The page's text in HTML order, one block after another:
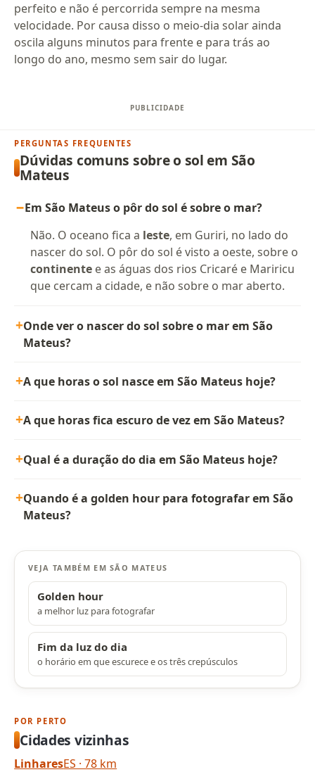
perfeito e não é percorrida sempre na mesma
velocidade. Por causa disso o meio-dia solar ainda
oscila alguns minutos para frente e para trás ao
longo do ano, mesmo sem sair do lugar.
PERGUNTAS FREQUENTES
Dúvidas comuns sobre o sol em São
Mateus
Em São Mateus o pôr do sol é sobre o mar?
Não. O oceano fica a leste, em Guriri, no lado do
nascer do sol. O pôr do sol é visto a oeste, sobre o
continentee as águas dos rios Cricaré e Mariricu
que cercam a cidade, e não sobre o mar aberto.
Onde ver o nascer do sol sobre o mar em São
Mateus?
A que horas o sol nasce em São Mateus hoje?
A que horas fica escuro de vez em São Mateus?
Qual é a duração do dia em São Mateus hoje?
Quando é a golden hour para fotografar em São
Mateus?
VEJA TAMBÉM EM SÃO MATEUS
Golden hour
a melhor luz para fotografar
Fim da luz do dia
o horário em que escurece e os três crepúsculos
POR PERTO
Cidades vizinhas
LinharesES · 78 km